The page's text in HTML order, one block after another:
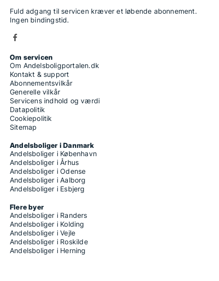
Fuld adgang til servicen kræver et løbende abonnement.
Ingen bindingstid.
Om servicen
Om Andelsboligportalen.dk
Kontakt & support
Abonnementsvilkår
Generelle vilkår
Servicens indhold og værdi
Datapolitik
Cookiepolitik
Sitemap
Andelsboliger i Danmark
Andelsboliger i København
Andelsboliger i Århus
Andelsboliger i Odense
Andelsboliger i Aalborg
Andelsboliger i Esbjerg
Flere byer
Andelsboliger i Randers
Andelsboliger i Kolding
Andelsboliger i Vejle
Andelsboliger i Roskilde
Andelsboliger i Herning